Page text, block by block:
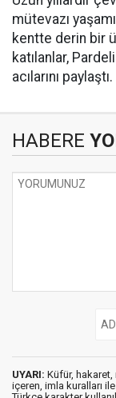
mütevazı
kentte derin bir
katılanlar,
acılarını paylaştı.
HABERE
UYARI: Küfür, hakaret,
içeren, imla kuralları ile